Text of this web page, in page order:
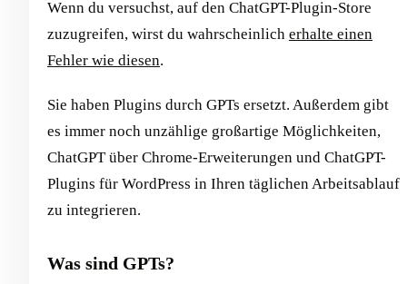
Wenn du versuchst, auf den ChatGPT-Plugin-Store
zuzugreifen, wirst du wahrscheinlich erhalte einen
Fehler wie diesen.
Sie haben Plugins durch GPTs ersetzt. Außerdem gibt
es immer noch unzählige großartige Möglichkeiten,
ChatGPT über Chrome-Erweiterungen und ChatGPT-
Plugins für WordPress in Ihren täglichen Arbeitsablauf
zu integrieren.
Was sind GPTs?